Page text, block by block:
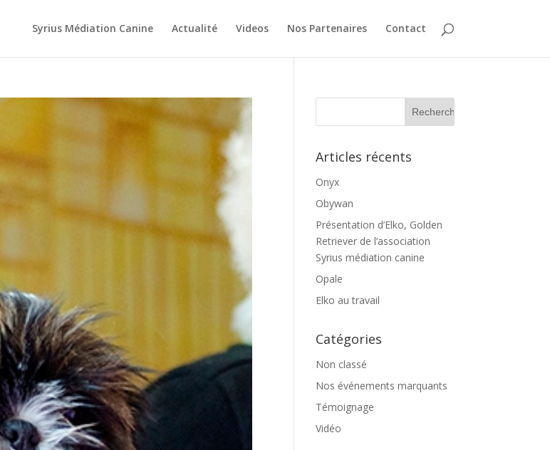
Syrius Médiation Canine Actualité Videos Nos Partenaires Contact
Articles récents
Onyx
Obywan
Présentation d’Elko, Golden
Retriever de l’association
Syrius médiation canine
Opale
Elko au travail
Catégories
Non classé
Nos événements marquants
Témoignage
Vidéo